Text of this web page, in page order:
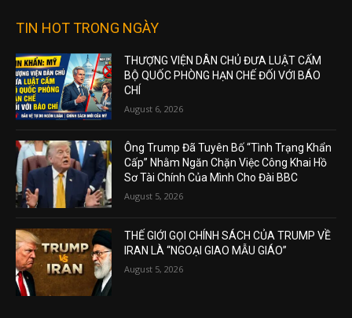
TIN HOT TRONG NGÀY
THƯỢNG VIỆN DÂN CHỦ ĐƯA LUẬT CẤM
BỘ QUỐC PHÒNG HẠN CHẾ ĐỐI VỚI BÁO
CHÍ
August 6, 2026
Ông Trump Đã Tuyên Bố “Tình Trạng Khẩn
Cấp” Nhằm Ngăn Chặn Việc Công Khai Hồ
Sơ Tài Chính Của Mình Cho Đài BBC
August 5, 2026
THẾ GIỚI GỌI CHÍNH SÁCH CỦA TRUMP VỀ
IRAN LÀ “NGOẠI GIAO MẪU GIÁO”
August 5, 2026